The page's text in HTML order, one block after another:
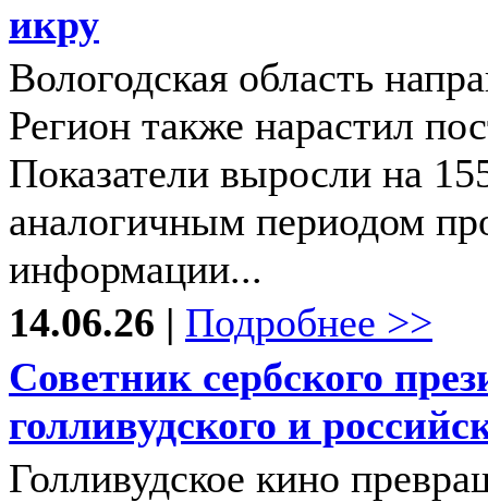
икру
Вологодская область
Регион также нарастил
Показатели выросли на
аналогичным периодом
информации...
14.06.26 | Подробнее >>
Советник сербского
голливудского и
Голливудское кино